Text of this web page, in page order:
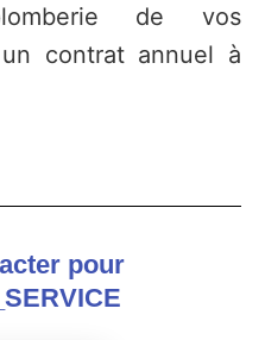
de vos
contrat annuel à
pour